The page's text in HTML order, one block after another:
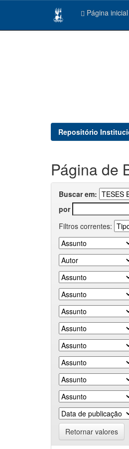
Página inicial
Repositório
Página de
Buscar em:
por
Filtros correntes:
Retornar valores